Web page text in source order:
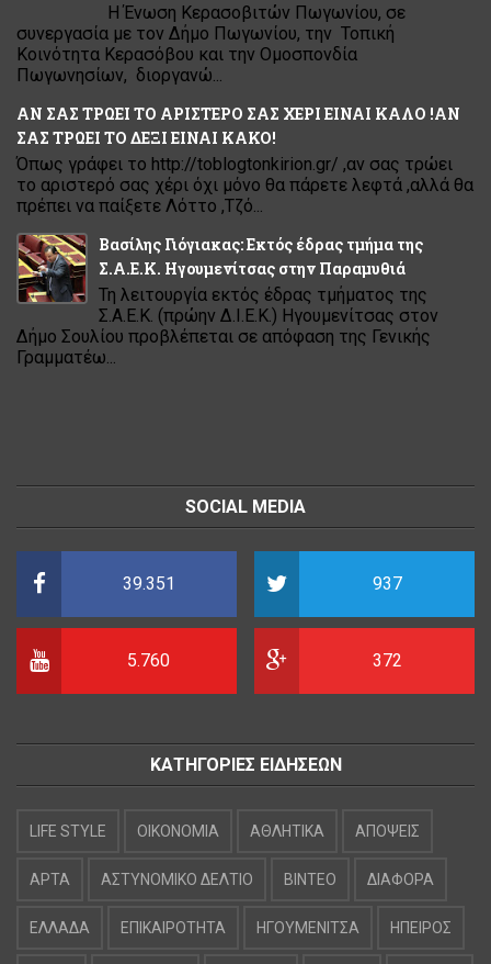
Η Ένωση Κερασοβιτών Πωγωνίου, σε
συνεργασία με τον Δήμο Πωγωνίου, την Τοπική
Κοινότητα Κερασόβου και την Ομοσπονδία
Πωγωνησίων, διοργανώ...
ΑΝ ΣΑΣ ΤΡΩΕΙ ΤΟ ΑΡΙΣΤΕΡΟ ΣΑΣ ΧΕΡΙ ΕΙΝΑΙ ΚΑΛΟ !ΑΝ
ΣΑΣ ΤΡΩΕΙ ΤΟ ΔΕΞΙ ΕΙΝΑΙ ΚΑΚΟ!
Όπως γράφει το http://toblogtonkirion.gr/ ,αν σας τρώει
το αριστερό σας χέρι όχι μόνο θα πάρετε λεφτά ,αλλά θα
πρέπει να παίξετε Λόττο ,Τζό...
Βασίλης Γιόγιακας: Εκτός έδρας τμήμα της
Σ.Α.Ε.Κ. Ηγουμενίτσας στην Παραμυθιά
Τη λειτουργία εκτός έδρας τμήματος της
Σ.Α.Ε.Κ. (πρώην Δ.Ι.Ε.Κ.) Ηγουμενίτσας στον
Δήμο Σουλίου προβλέπεται σε απόφαση της Γενικής
Γραμματέω...
SOCIAL MEDIA
39.351 937
5.760 372
ΚΑΤΗΓΟΡΙΕΣ ΕΙΔΗΣΕΩΝ
LIFE STYLE OIKONOMIA ΑΘΛΗΤΙΚΑ ΑΠΟΨΕΙΣ
ΑΡΤΑ ΑΣΤΥΝΟΜΙΚΟ ΔΕΛΤΙΟ ΒΙΝΤΕΟ ΔΙΑΦΟΡΑ
ΕΛΛΑΔΑ ΕΠΙΚΑΙΡΟΤΗΤΑ ΗΓΟΥΜΕΝΙΤΣΑ ΗΠΕΙΡΟΣ